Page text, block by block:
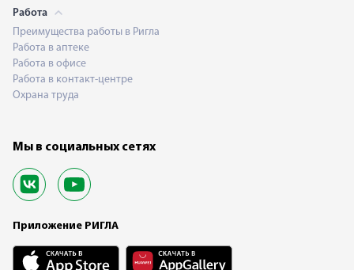
Работа
Преимущества работы в Ригла
Работа в аптеке
Работа в офисе
Работа в контакт-центре
Охрана труда
Мы в социальных сетях
Приложение РИГЛА